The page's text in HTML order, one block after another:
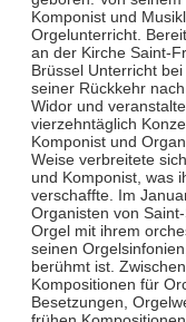
Komponist und
Orgelunterricht.
an der Kirche Saint-
Brüssel Unterricht
seiner Rückkehr
Widor und
vierzehntäglich
Komponist und
Weise verbreitete
und Komponist, was
verschaffte. Im
Organisten von
Orgel mit ihrem
seinen
berühmt ist.
Kompositionen für
Besetzungen,